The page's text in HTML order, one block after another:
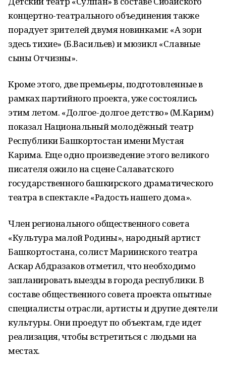
концертно-театрального объединения также
порадует зрителей двумя новинками: «А зори
здесь тихие» (Б.Васильев) и мюзикл «Славные
сыны Отчизны».
Кроме этого, две премьеры, подготовленные в
рамках партийного проекта, уже состоялись
этим летом. «Долгое-долгое детство» (М.Карим)
показал Национальный молодёжный театр
Республики Башкортостан имени Мустая
Карима. Еще одно произведение этого великого
писателя ожило на сцене Салаватского
государственного башкирского драматического
театра в спектакле «Радость нашего дома».
Член регионального общественного совета
«Культура малой Родины», народный артист
Башкортостана, солист Мариинского театра
Аскар Абдразаков отметил, что необходимо
запланировать выезды в города республики. В
составе общественного совета проекта опытные
специалисты отрасли, артисты и другие деятели
культуры. Они проедут по объектам, где идет
реализация, чтобы встретиться с людьми на
местах.